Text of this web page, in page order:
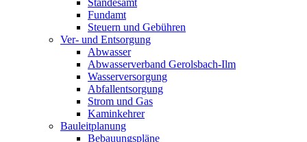
Standesamt
Fundamt
Steuern und Gebühren
Ver- und Entsorgung
Abwasser
Abwasserverband Gerolsbach-Ilm
Wasserversorgung
Abfallentsorgung
Strom und Gas
Kaminkehrer
Bauleitplanung
Bebauungspläne